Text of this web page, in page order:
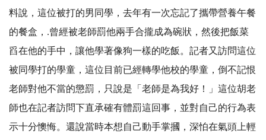
料說，這位被打的男同學，去年有一次忘記了攜帶營養午餐
的餐盒，.曾經被老師罰他兩手合攏成為碗狀，然後把飯菜
舀在他的手中，讓他學著像狗一樣的吃飯。記者又訪問這位
被同學打的學童，這位目前已經轉學他校的學童，倒不記恨
老師對他不當的懲罰，只說是「老師是為我好！」這位胡老
師也在記者訪問下直承確有體罰這回事，並對自己的行為表
示十分懊悔。還說當時本想自己動手掌摑，深怕在氣頭上輕